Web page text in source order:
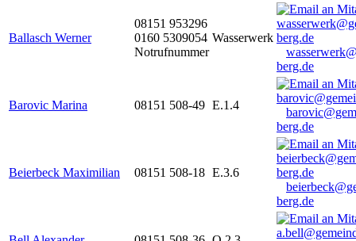
Ballasch Werner
08151 953296
0160 5309054
Notrufnummer
Wasserwerk
berg.de
Barovic Marina 08151 508-49 E.1.4
berg.de
Beierbeck Maximilian 08151 508-18 E.3.6
berg.de